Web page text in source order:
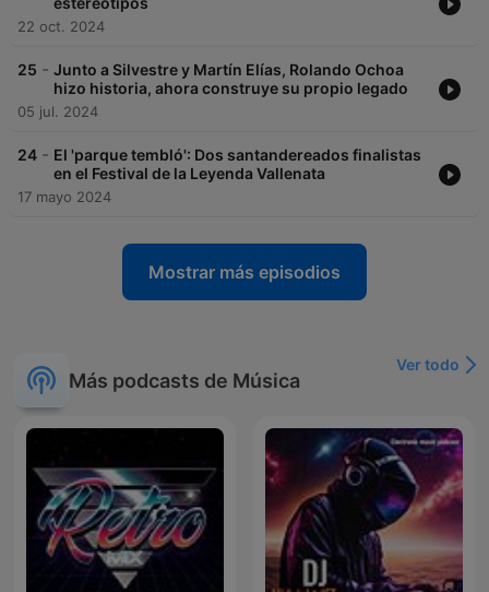
22 oct. 2024
25 - Junto a Silvestre y Martín Elías, Rolando Ochoa
hizo historia, ahora construye su propio legado
05 jul. 2024
24 - El 'parque tembló': Dos santandereados finalistas
en el Festival de la Leyenda Vallenata
17 mayo 2024
Mostrar más episodios
Más podcasts de Música
Ver todo